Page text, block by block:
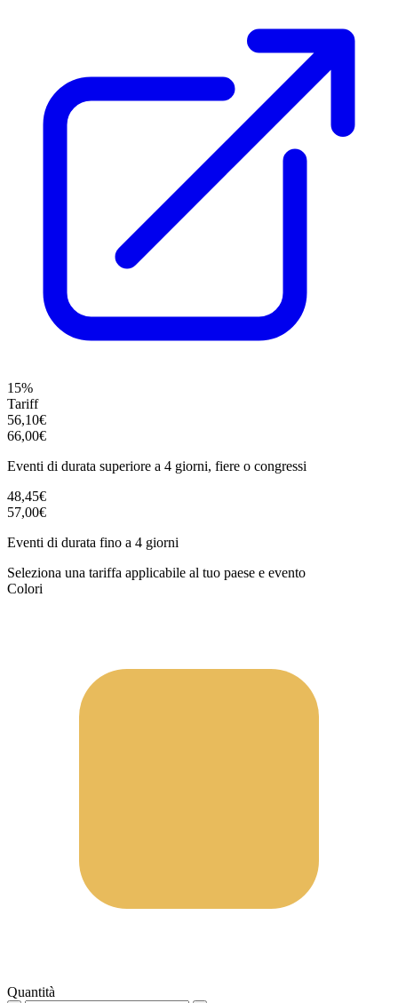
15%
Tariff
56,10€
66,00€
Eventi di durata superiore a 4 giorni, fiere o congressi
48,45€
57,00€
Eventi di durata fino a 4 giorni
Seleziona una tariffa applicabile al tuo paese e evento
Colori
Quantità